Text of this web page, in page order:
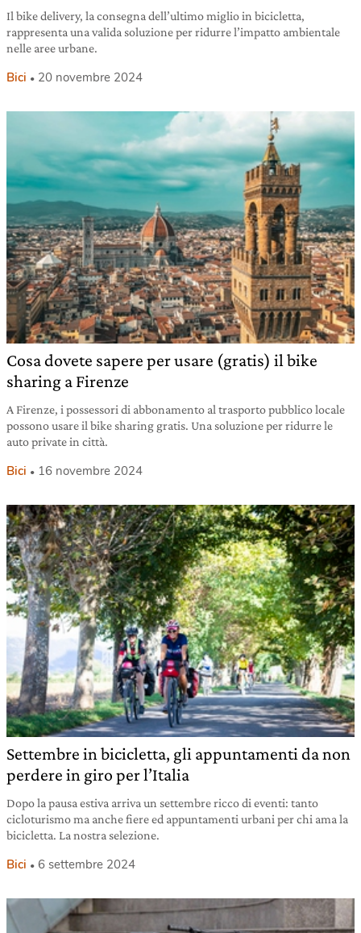
Il bike delivery, la consegna dell’ultimo miglio in bicicletta,
rappresenta una valida soluzione per ridurre l’impatto ambientale
nelle aree urbane.
Bici 20 novembre 2024
Cosa dovete sapere per usare (gratis) il bike
sharing a Firenze
A Firenze, i possessori di abbonamento al trasporto pubblico locale
possono usare il bike sharing gratis. Una soluzione per ridurre le
auto private in città.
Bici 16 novembre 2024
Settembre in bicicletta, gli appuntamenti da non
perdere in giro per l’Italia
Dopo la pausa estiva arriva un settembre ricco di eventi: tanto
cicloturismo ma anche fiere ed appuntamenti urbani per chi ama la
bicicletta. La nostra selezione.
Bici 6 settembre 2024